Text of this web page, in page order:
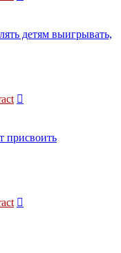
детям выигрывать,
присвоить